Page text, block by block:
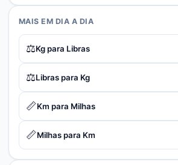
MAIS EM DIA A DIA
⚖️Kg para Libras
⚖️Libras para Kg
📏Km para Milhas
📏Milhas para Km